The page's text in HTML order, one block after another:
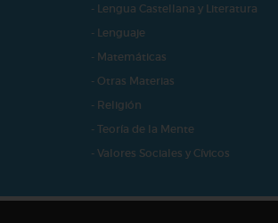
- Lengua Castellana y Literatura
- Lenguaje
- Matemáticas
- Otras Materias
- Religión
- Teoría de la Mente
- Valores Sociales y Cívicos